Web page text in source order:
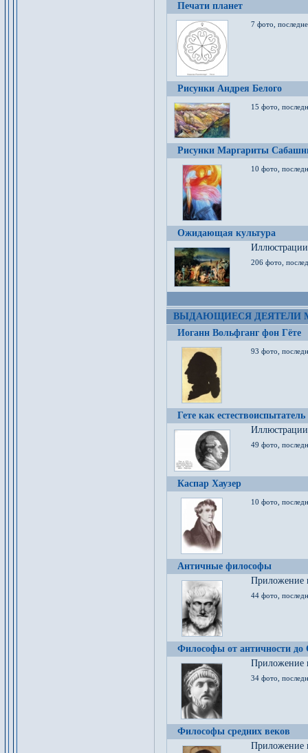
Печати планет
7 фото,
Рисунки Андрея Белого
15 фото,
Рисунки Маргариты
10 фото,
Ожидающая культура
206 фото,
ВЫДАЮЩИЕСЯ ДЕЯТЕЛИ
Иоганн Вольфганг фон Гёте
93 фото,
Гете как естествоиспытатель
49 фото,
Каспар Хаузер
10 фото,
Античные философы
Приложение
44 фото,
Философы от античности до
Приложение
34 фото,
Философы средних веков
Приложение